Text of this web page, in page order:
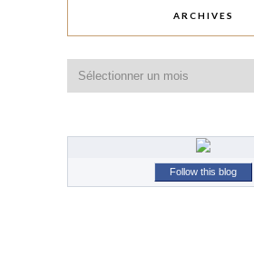
ARCHIVES
Follow this blog